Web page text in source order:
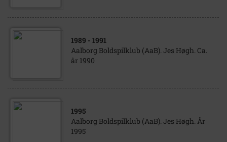
1989 - 1991
Aalborg Boldspilklub (AaB). Jes Høgh. Ca.
år 1990
1995
Aalborg Boldspilklub (AaB). Jes Høgh. År
1995